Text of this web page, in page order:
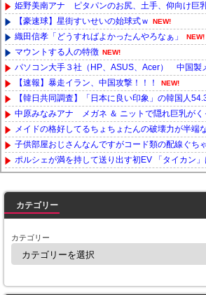
姫野美南アナ ピタパンのお尻、土手、仰向け巨
【豪速球】星街すいせいの始球式ｗ NEW!
織田信孝「どうすればよかったんやろなぁ」 NEW!
マウントする人の特徴 NEW!
パソコン大手３社（HP、ASUS、Acer） 中国製
【速報】暴走イラン、中国攻撃！！！ NEW!
【韓日共同調査】「日本に良い印象」の韓国人
中原みなみアナ メガネ ＆ ニットで隠れ巨乳がく
メイドの格好してるちょちょたんの破壊力が半端
子供部屋おじさんなんですがコード類の配線ぐち
ポルシェが満を持して送り出す初EV 「タイカン
カテゴリー
カテゴリー